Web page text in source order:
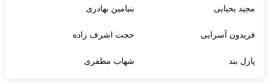
مجید یحیایی بنیامین بهادری
فریدون آسرایی حجت اشرف زاده
پازل بند شهاب مظفری